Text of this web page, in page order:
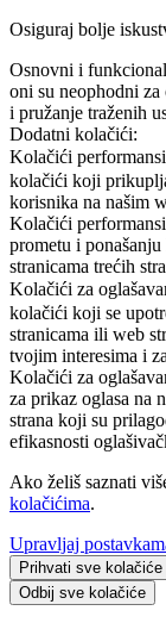
Osiguraj bolje
Osnovni i
oni su neophodni
i pružanje traženih
Dodatni kolačići:
Kolačići performansi
kolačići koji
korisnika na našim
Kolačići performansi
prometu i
stranicama trećih
Kolačići za
kolačići koji se
stranicama ili web
tvojim interesima i
Kolačići za
za prikaz oglasa na
strana koji su
efikasnosti
Ako želiš saznati
kolačićima.
Upravljaj
Prihvati sve kolačiće
Odbij sve kolačiće